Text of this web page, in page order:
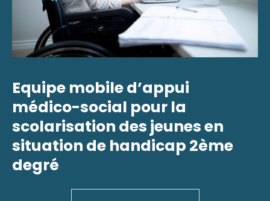
Equipe mobile d’appui
médico-social pour la
scolarisation des jeunes en
situation de handicap 2ème
degré